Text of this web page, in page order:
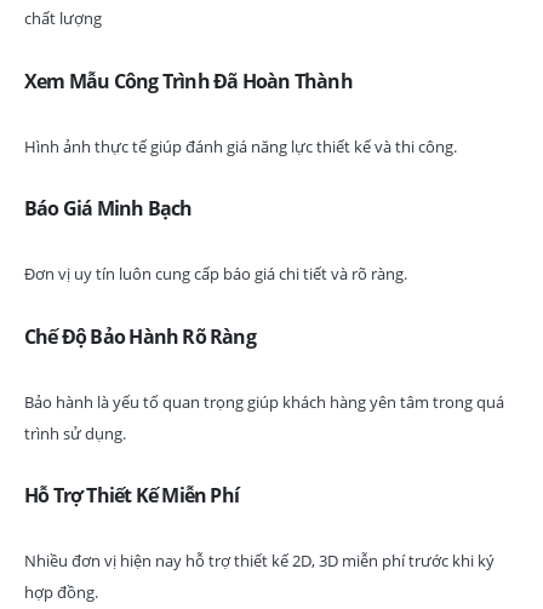
chất lượng
Xem Mẫu Công Trình Đã Hoàn Thành
Hình ảnh thực tế giúp đánh giá năng lực thiết kế và thi công.
Báo Giá Minh Bạch
Đơn vị uy tín luôn cung cấp báo giá chi tiết và rõ ràng.
Chế Độ Bảo Hành Rõ Ràng
Bảo hành là yếu tố quan trọng giúp khách hàng yên tâm trong quá
trình sử dụng.
Hỗ Trợ Thiết Kế Miễn Phí
Nhiều đơn vị hiện nay hỗ trợ thiết kế 2D, 3D miễn phí trước khi ký
hợp đồng.